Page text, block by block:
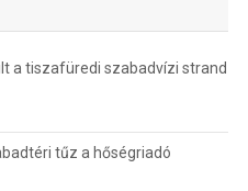
a tiszafüredi szabadvízi strand
tűz a hőségriadó